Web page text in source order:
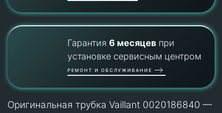
Гарантия 6 месяцевпри
установке сервисным центром
РЕМОНТ И ОБСЛУЖИВАНИЕ
Оригинальная трубка Vaillant 0020186840 —